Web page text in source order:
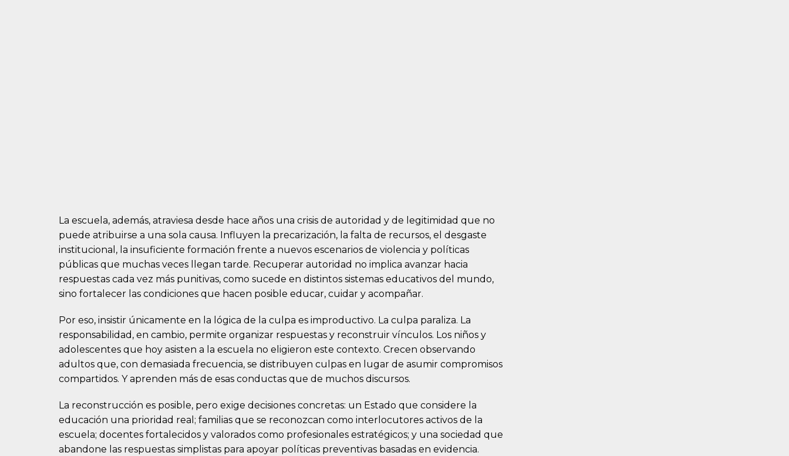
La escuela, además, atraviesa desde hace años una crisis de autoridad y de legitimidad que no
puede atribuirse a una sola causa. Influyen la precarización, la falta de recursos, el desgaste
institucional, la insuficiente formación frente a nuevos escenarios de violencia y políticas
públicas que muchas veces llegan tarde. Recuperar autoridad no implica avanzar hacia
respuestas cada vez más punitivas, como sucede en distintos sistemas educativos del mundo,
sino fortalecer las condiciones que hacen posible educar, cuidar y acompañar.
Por eso, insistir únicamente en la lógica de la culpa es improductivo. La culpa paraliza. La
responsabilidad, en cambio, permite organizar respuestas y reconstruir vínculos. Los niños y
adolescentes que hoy asisten a la escuela no eligieron este contexto. Crecen observando
adultos que, con demasiada frecuencia, se distribuyen culpas en lugar de asumir compromisos
compartidos. Y aprenden más de esas conductas que de muchos discursos.
La reconstrucción es posible, pero exige decisiones concretas: un Estado que considere la
educación una prioridad real; familias que se reconozcan como interlocutores activos de la
escuela; docentes fortalecidos y valorados como profesionales estratégicos; y una sociedad que
abandone las respuestas simplistas para apoyar políticas preventivas basadas en evidencia.